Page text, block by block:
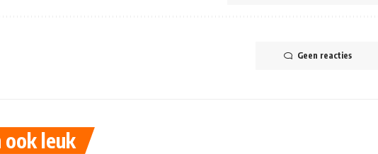
Geen reacties
ook leuk